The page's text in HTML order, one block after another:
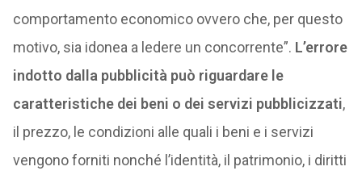
comportamento economico ovvero che, per questo
motivo, sia idonea a ledere un concorrente”. L’errore
indotto dalla pubblicità può riguardare le
caratteristiche dei beni o dei servizi pubblicizzati,
il prezzo, le condizioni alle quali i beni e i servizi
vengono forniti nonché l’identità, il patrimonio, i diritti